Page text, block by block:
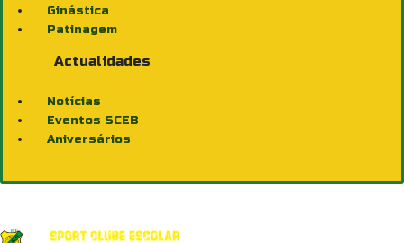
Ginástica
Patinagem
Actualidades
Notícias
Eventos SCEB
Aniversários